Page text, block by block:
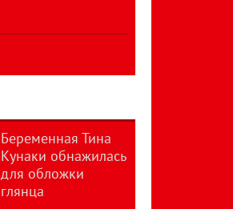
Беременная Тина
Кунаки обнажилась
для обложки
глянца